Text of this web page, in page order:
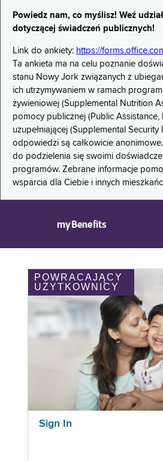
Powiedz nam, co myślisz! Weź
dotyczącej świadczeń publicznych!
Link do ankiety: https://
Ta ankieta ma na celu poznanie
stanu Nowy Jork związanych z
ich utrzymywaniem w ramach
żywieniowej (Supplemental Nutrition
pomocy publicznej (Public
uzupełniającej (Supplemental Security
odpowiedzi są całkowicie
do podzielenia się swoimi
programów. Zebrane informacje
wsparcia dla Ciebie i innych
myBenefits
POWRACAJĄCY
UŻYTKOWNICY
Sign In